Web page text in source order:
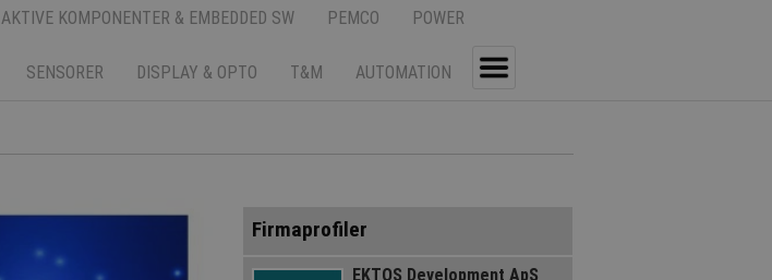
AKTIVE KOMPONENTER & EMBEDDED SW PEMCO POWER
SENSORER DISPLAY & OPTO T&M AUTOMATION
Firmaprofiler
EKTOS Development ApS